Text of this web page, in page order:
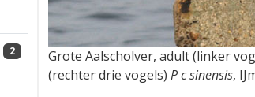
2 Grote Aalscholver, adult (linker
(rechter drie vogels) P c sinensis,